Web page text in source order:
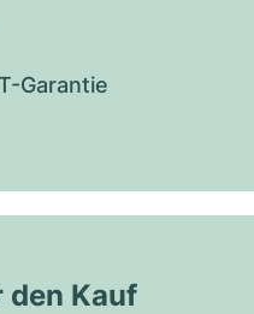
Garantie
den Kauf